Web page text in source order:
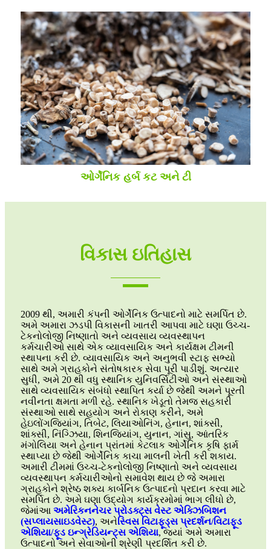
ઓર્ગેનિક હર્બ કટ અને ટી
વિકાસ ઇતિહાસ
2009 થી, અમારી કંપની ઓર્ગેનિક ઉત્પાદનો માટે સમર્પિત છે.
અમે અમારા ઝડપી વિકાસની ખાતરી આપવા માટે ઘણા ઉચ્ચ-
ટેકનોલોજી નિષ્ણાતો અને વ્યવસાય વ્યવસ્થાપન
કર્મચારીઓ સાથે એક વ્યાવસાયિક અને કાર્યક્ષમ ટીમની
સ્થાપના કરી છે. વ્યાવસાયિક અને અનુભવી સ્ટાફ સભ્યો
સાથે અમે ગ્રાહકોને સંતોષકારક સેવા પૂરી પાડીશું. અત્યાર
સુધી, અમે 20 થી વધુ સ્થાનિક યુનિવર્સિટીઓ અને સંસ્થાઓ
સાથે વ્યવસાયિક સંબંધો સ્થાપિત કર્યા છે જેથી અમને પૂરતી
નવીનતા ક્ષમતા મળી રહે. સ્થાનિક ખેડૂતો તેમજ સહકારી
સંસ્થાઓ સાથે સહયોગ અને રોકાણ કરીને, અમે
હેઇલોંગજિયાંગ, તિબેટ, લિયાઓનિંગ, હેનાન, શાંક્સી,
શાંક્સી, નિંગ્ઝિયા, શિનજિયાંગ, યુનાન, ગાંસુ, આંતરિક
મંગોલિયા અને હેનાન પ્રાંતમાં કેટલાક ઓર્ગેનિક કૃષિ ફાર્મ
સ્થાપ્યા છે જેથી ઓર્ગેનિક કાચા માલની ખેતી કરી શકાય.
અમારી ટીમમાં ઉચ્ચ-ટેકનોલોજી નિષ્ણાતો અને વ્યવસાય
વ્યવસ્થાપન કર્મચારીઓનો સમાવેશ થાય છે જે અમારા
ગ્રાહકોને શ્રેષ્ઠ શક્ય કાર્બનિક ઉત્પાદનો પ્રદાન કરવા માટે
સમર્પિત છે. અમે ઘણા ઉદ્યોગ કાર્યક્રમોમાં ભાગ લીધો છે,
જેમાંઆ અમેરિકનનેચર પ્રોડક્ટ્સ વેસ્ટ એક્ઝિબિશન
(સપ્લાયસાઇડવેસ્ટ), અનેસ્વિસ વિટાફૂડ્સ પ્રદર્શન/વિટાફૂડ
એશિયા/ફૂડ ઇન્ગ્રેડિયન્ટ્સ એશિયા, જ્યાં અમે અમારા
ઉત્પાદનો અને સેવાઓની શ્રેણી પ્રદર્શિત કરી છે.